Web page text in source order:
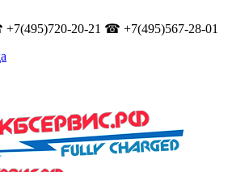
20-21 ☎ +7(495)567-28-01